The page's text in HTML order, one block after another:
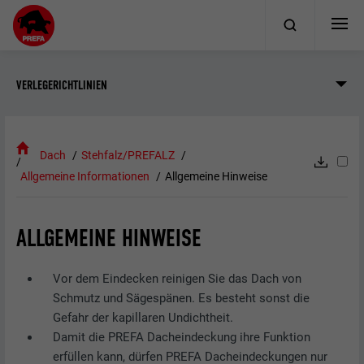
VERLEGERICHTLINIEN
Dach
Stehfalz/PREFALZ
Allgemeine Informationen
Allgemeine Hinweise
ALLGEMEINE HINWEISE
Vor dem Eindecken reinigen Sie das Dach von
Schmutz und Sägespänen. Es besteht sonst die
Gefahr der kapillaren Undichtheit.
Damit die PREFA Dacheindeckung ihre Funktion
erfüllen kann, dürfen PREFA Dacheindeckungen nur